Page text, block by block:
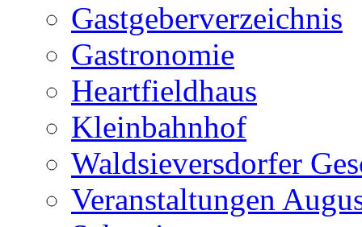
Gastgeberverzeichnis
Gastronomie
Heartfieldhaus
Kleinbahnhof
Waldsieversdorfer
Veranstaltungen